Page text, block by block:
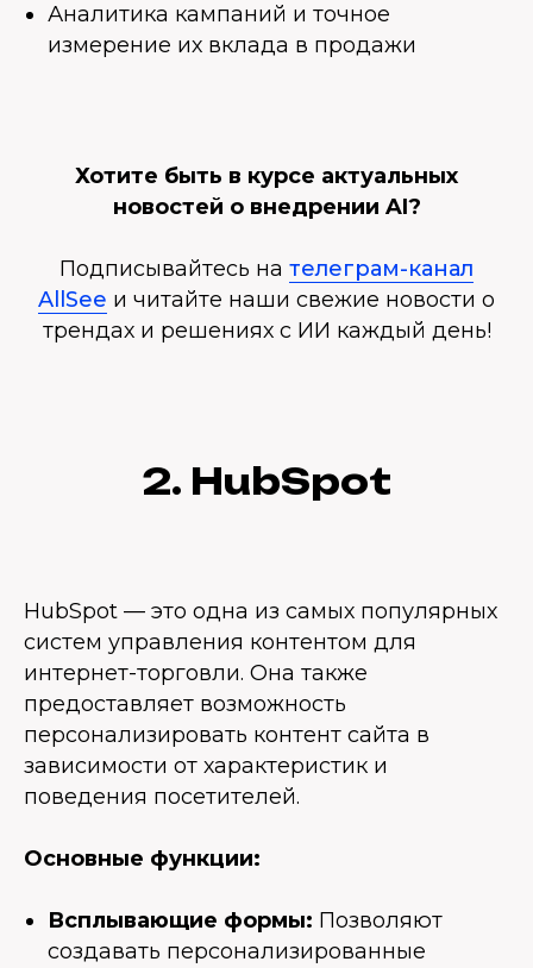
Аналитика кампаний и точное
измерение их вклада в продажи
Хотите быть в курсе актуальных
новостей о внедрении AI?
Подписывайтесь на телеграм-канал
AllSee и читайте наши свежие новости о
трендах и решениях с ИИ каждый день!
2. HubSpot
HubSpot — это одна из самых популярных
систем управления контентом для
интернет-торговли. Она также
предоставляет возможность
персонализировать контент сайта в
зависимости от характеристик и
поведения посетителей.
Основные функции:
Всплывающие формы: Позволяют
создавать персонализированные